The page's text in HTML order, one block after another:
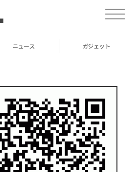
toggle
ニュース ガジェット